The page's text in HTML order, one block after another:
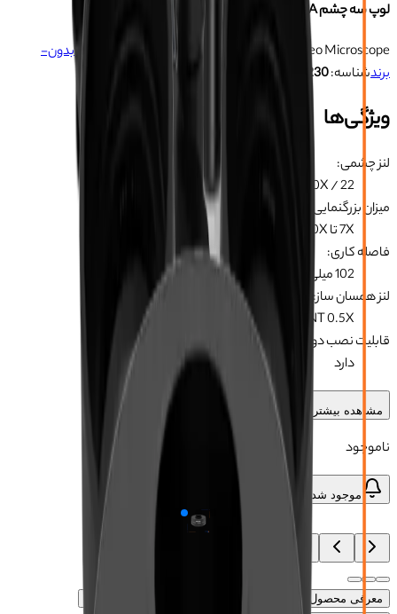
لوپ سه چشم SOPTOP 7060 ULTRA
SOPTOP 7060 ULTRA Trinocular Stereo Microscope
برند:بدون-
برندشناسه:103031230
ویژگی‌ها
لنز چشمی:
WF10X / 22
میزان بزرگنمایی
7X تا 60X
فاصله کاری:
102 میلی متر
لنز همسان ساز:
C-MOUNT 0.5X
قابلیت نصب دوربین
دارد
مشاهده بیشتر
ناموجود
موجود شد، خبرم کن
معرفی محصول
دیدگاه‌ها (۱)